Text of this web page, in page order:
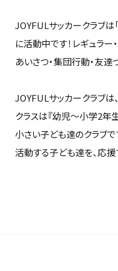
JOYFULサッカークラブは
に活動中です！レギュラー
あいさつ・集団行動・友達
JOYFULサッカークラブは
クラスは『幼児～小学2年
小さい子ども達のクラブ
活動する子ども達を、応援